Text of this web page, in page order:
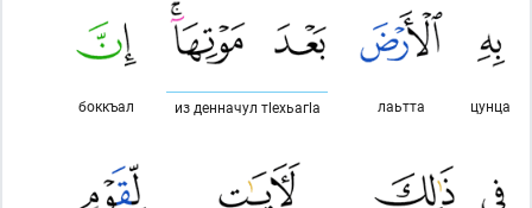
цунца
лаьтта
из денначул тlехьагlа
боккъал